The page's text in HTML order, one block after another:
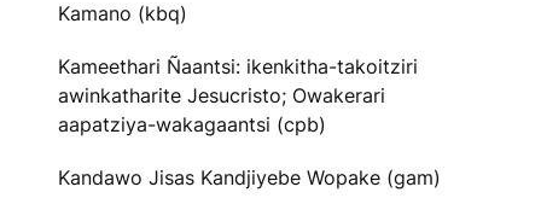
Kamano (kbq)
Kameethari Ñaantsi: ikenkitha-takoitziri
awinkatharite Jesucristo; Owakerari
aapatziya-wakagaantsi (cpb)
Kandawo Jisas Kandjiyebe Wopake (gam)